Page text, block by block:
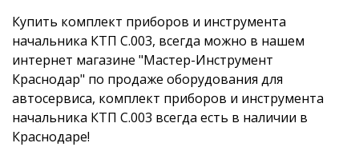
Купить комплект приборов и инструмента
начальника КТП C.003, всегда можно в нашем
интернет магазине "Мастер-Инструмент
Краснодар" по продаже оборудования для
автосервиса, комплект приборов и инструмента
начальника КТП C.003 всегда есть в наличии в
Краснодаре!